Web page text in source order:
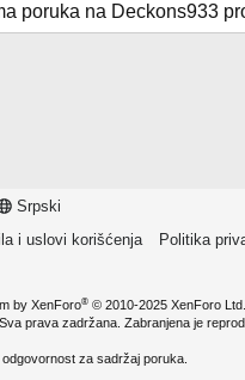
poruka na Deckons933
Srpski
i uslovi korišćenja Politika
by XenForo® © 2010-2025 XenForo Ltd.
prava zadržana. Zabranjena je
za sadržaj poruka.